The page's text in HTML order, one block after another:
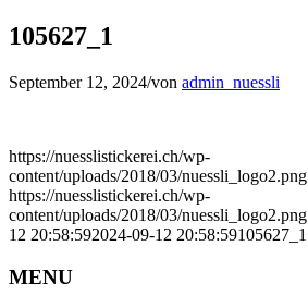
105627_1
September 12, 2024/von admin_nuessli
https://nuesslistickerei.ch/wp-
content/uploads/2018/03/nuessli_logo2.png
https://nuesslistickerei.ch/wp-
content/uploads/2018/03/nuessli_logo2.png
12 20:58:592024-09-12 20:58:59105627_1
MENU